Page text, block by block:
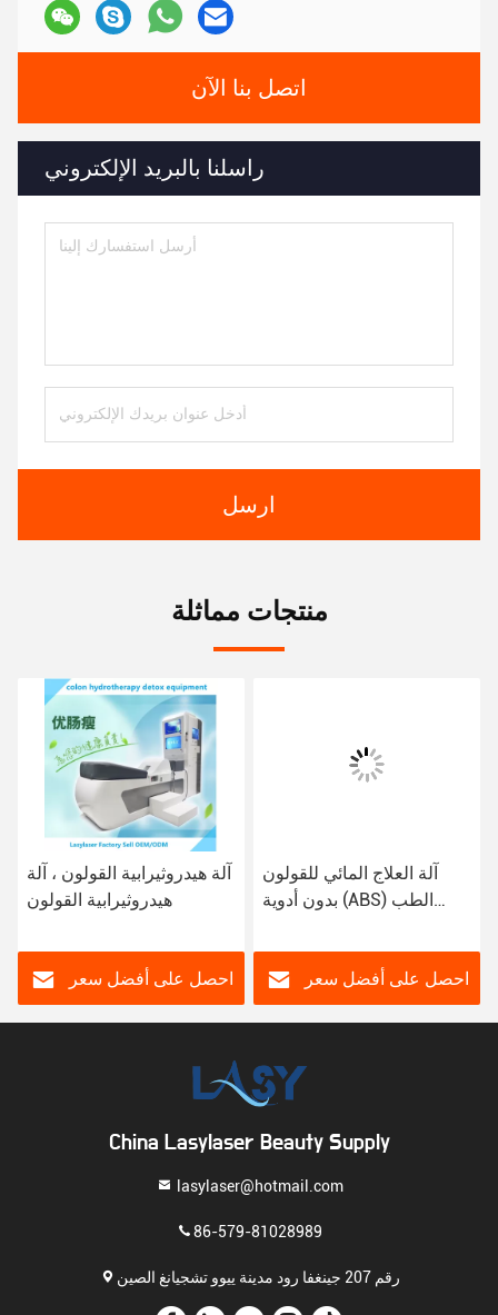
اتصل بنا الآن
راسلنا بالبريد الإلكتروني
ارسل
منتجات مماثلة
آلة هيدروثيرابية القولون ، آلة
هيدروثيرابية القولون
احصل على أفضل سعر
آلة العلاج المائي للقولون
بدون أدوية (ABS) الطب
الهيدروكولوني
احصل على أفضل سعر
China Lasylaser Beauty Supply
lasylaser@hotmail.com
86-579-81028989
رقم 207 جينغفا رود مدينة ييوو تشجيانغ الصين